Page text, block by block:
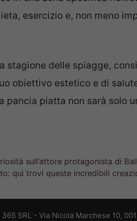
esercizio e, non meno
stagione delle spiagge,
obiettivo estetico e di
pancia piatta non sarà solo
sull’attore protagonista di
qui trovi queste incredibili
SRL - Via Nicola Marchese 10,